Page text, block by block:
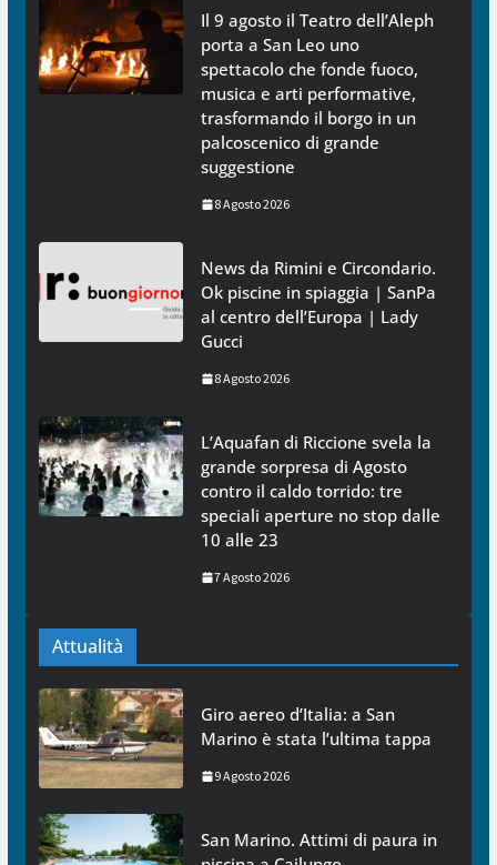
Il 9 agosto il Teatro dell’Aleph
porta a San Leo uno
spettacolo che fonde fuoco,
musica e arti performative,
trasformando il borgo in un
palcoscenico di grande
suggestione
8 Agosto 2026
News da Rimini e Circondario.
Ok piscine in spiaggia | SanPa
al centro dell’Europa | Lady
Gucci
8 Agosto 2026
L’Aquafan di Riccione svela la
grande sorpresa di Agosto
contro il caldo torrido: tre
speciali aperture no stop dalle
10 alle 23
7 Agosto 2026
Attualità
Giro aereo d’Italia: a San
Marino è stata l’ultima tappa
9 Agosto 2026
San Marino. Attimi di paura in